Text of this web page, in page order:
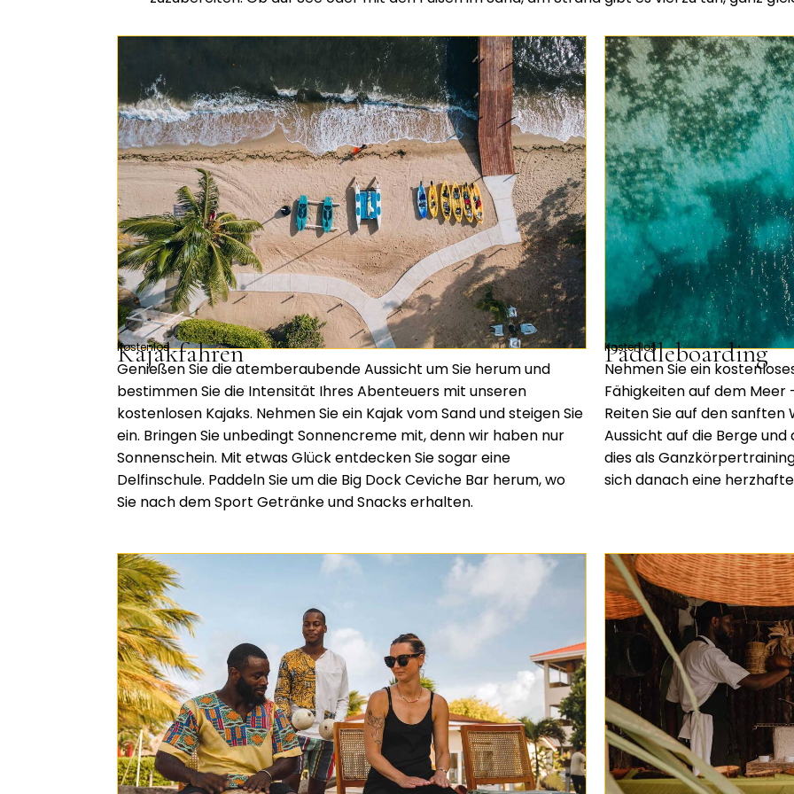
Kostenlos
Kajakfahren
Genießen Sie die atemberaubende Aussicht um Sie herum und
bestimmen Sie die Intensität Ihres Abenteuers mit unseren
kostenlosen Kajaks. Nehmen Sie ein Kajak vom Sand und steigen Sie
ein. Bringen Sie unbedingt Sonnencreme mit, denn wir haben nur
Sonnenschein. Mit etwas Glück entdecken Sie sogar eine
Delfinschule. Paddeln Sie um die Big Dock Ceviche Bar herum, wo
Sie nach dem Sport Getränke und Snacks erhalten.
Kostenlos
Paddleboarding
Nehmen Sie ein
Fähigkeiten auf dem
Reiten Sie auf den sanften
Aussicht auf die Berge und
dies als
sich danach eine